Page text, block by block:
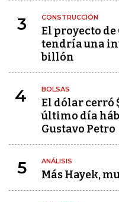
3 CONSTRUCCIÓN
El proyecto de
tendría una
billón
4 BOLSAS
El dólar cerró
último día
Gustavo Petro
5 ANÁLISIS
Más Hayek,